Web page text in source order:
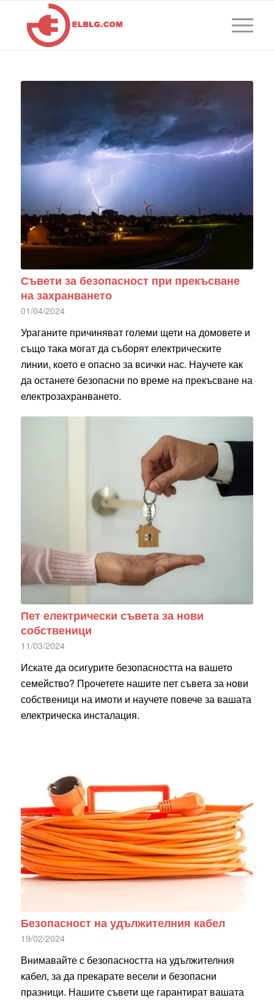
Съвети за безопасност при прекъсване
на захранването
01/04/2024
Ураганите причиняват големи щети на домовете и
също така могат да съборят електрическите
линии, което е опасно за всички нас. Научете как
да останете безопасни по време на прекъсване на
електрозахранването.
Пет електрически съвета за нови
собственици
11/03/2024
Искате да осигурите безопасността на вашето
семейство? Прочетете нашите пет съвета за нови
собственици на имоти и научете повече за вашата
електрическа инсталация.
Безопасност на удължителния кабел
19/02/2024
Внимавайте с безопасността на удължителния
кабел, за да прекарате весели и безопасни
празници. Нашите съвети ще гарантират вашата